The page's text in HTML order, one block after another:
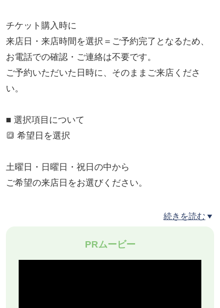
チケット購入時に
来店日・来店時間を選択＝ご予約完了となるため、
お電話での確認・ご連絡は不要です。
ご予約いただいた日時に、そのままご来店くださ
い。
■ 選択項目について
🔳 希望日を選択
土曜日・日曜日・祝日の中から
ご希望の来店日をお選びください。
30分刻みにてご希望の時間帯を選択してください。
続きを読む
PRムービー